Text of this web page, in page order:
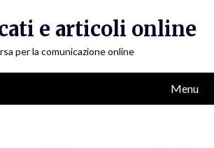
e articoli online
per la comunicazione online
Menu